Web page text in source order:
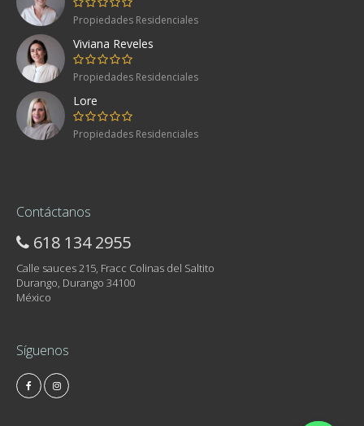
Propiedades Residenciales
Viviana Reveles
Propiedades Residenciales
Lore
Propiedades Residenciales
Contáctanos
618 134 2955
Calle sauces 215, Fracc Colinas del Saltito
Durango, Durango 34100
México
Síguenos